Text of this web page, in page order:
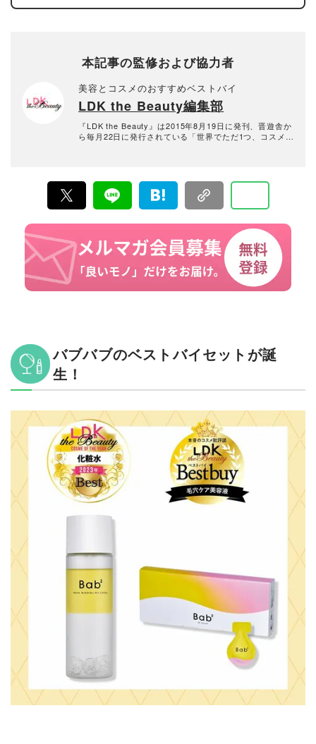
本記事の監修および協力者
美容とコスメのおすすめベストバイ
LDK the Beauty編集部
『LDK the Beauty』は2015年8月19日に発刊、晋遊舎か
ら毎月22日に発行されている「世界でただ1つ、コスメを
ディアで情報を発信中。姉妹誌であるテストする女性誌
『LDK』と同様、メーカーに忖度する事なく、編集部と
専門家、そして社内検証機関が実際に使ってテストし
集体制で日々の検証・記事制作を行っています。
バブバブのベストバイセットが誕
生！